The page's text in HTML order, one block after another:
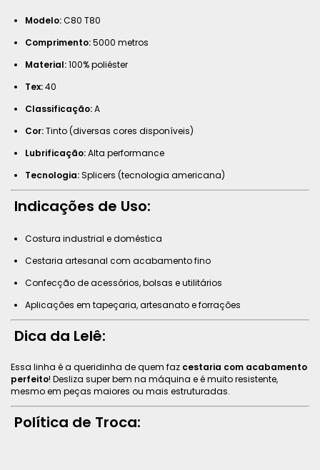
Modelo:C80 T80
Comprimento:5000 metros
Material:100% poliéster
Tex:40
Classificação:A
Cor:Tinto (diversas cores disponíveis)
Lubrificação:Alta performance
Tecnologia:Splicers (tecnologia americana)
Indicações de Uso:
Costura industrial e doméstica
Cestaria artesanal com acabamento fino
Confecção de acessórios, bolsas e utilitários
Aplicações em tapeçaria, artesanato e forrações
Dica da Lelê:
Essa linha é a queridinha de quem faz cestaria com acabamento
perfeito! Desliza super bem na máquina e é muito resistente,
mesmo em peças maiores ou mais estruturadas.
Política de Troca: